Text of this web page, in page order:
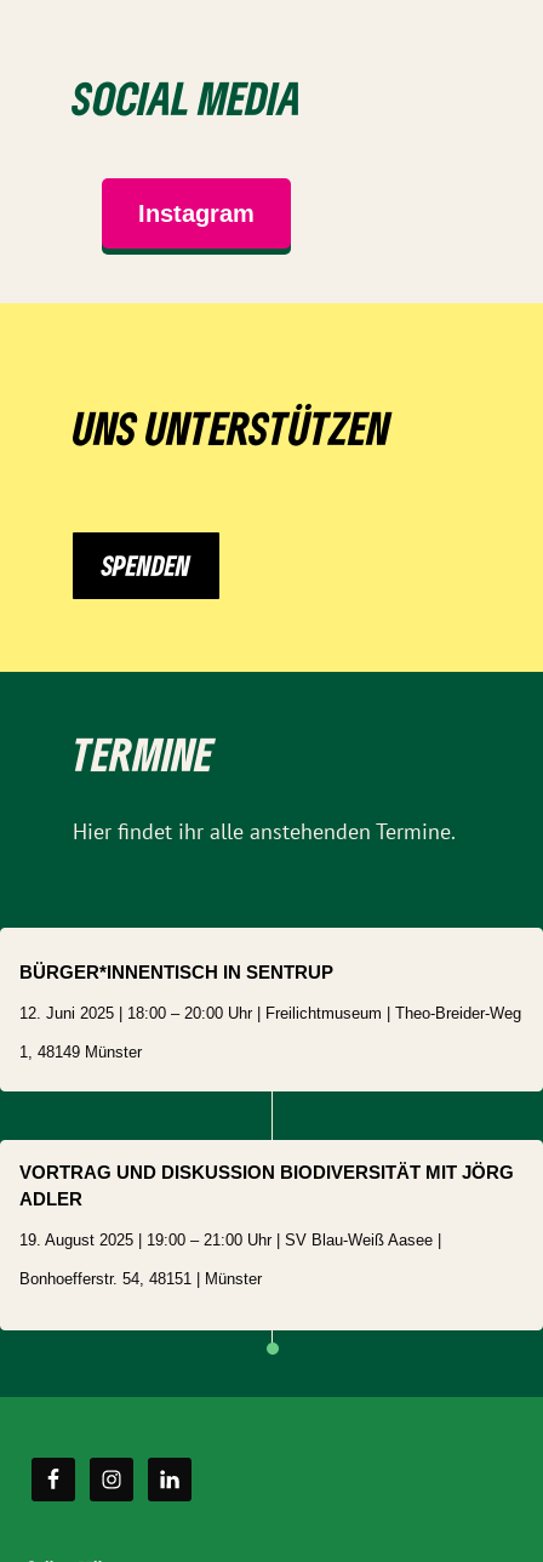
SOCIAL MEDIA
Instagram
UNS UNTERSTÜTZEN
SPENDEN
TERMINE
Hier findet ihr alle anstehenden Termine.
BÜRGER*INNENTISCH IN SENTRUP
12. Juni 2025 | 18:00 – 20:00 Uhr | Freilichtmuseum | Theo-Breider-Weg
1, 48149 Münster
VORTRAG UND DISKUSSION BIODIVERSITÄT MIT JÖRG
ADLER
19. August 2025 | 19:00 – 21:00 Uhr | SV Blau-Weiß Aasee |
Bonhoefferstr. 54 , 48151 | Münster